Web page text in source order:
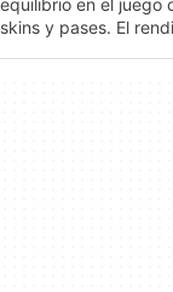
equilibrio en el juego
skins y pases. El